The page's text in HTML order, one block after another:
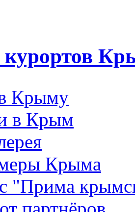
курортов
Крыму
в Крым
Крыма
"Прима